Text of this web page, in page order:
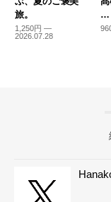
旅。
1,250円 —
2026.07.28
…